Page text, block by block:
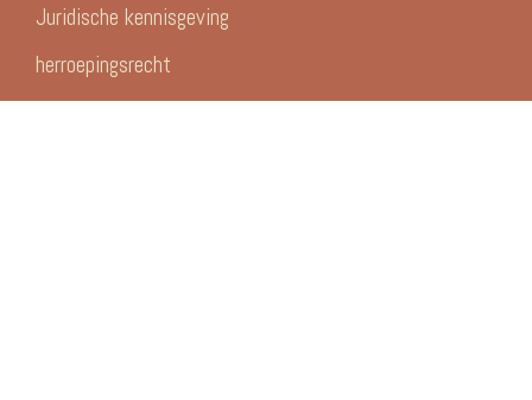
Juridische kennisgeving
herroepingsrecht